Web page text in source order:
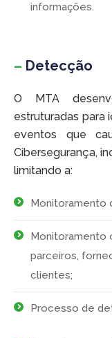
informações.
– Detecção
O MTA
estruturadas para
eventos que
Cibersegurança,
limitando a:
Monitoramento
Monitoramento
parceiros,
clientes;
Processo de